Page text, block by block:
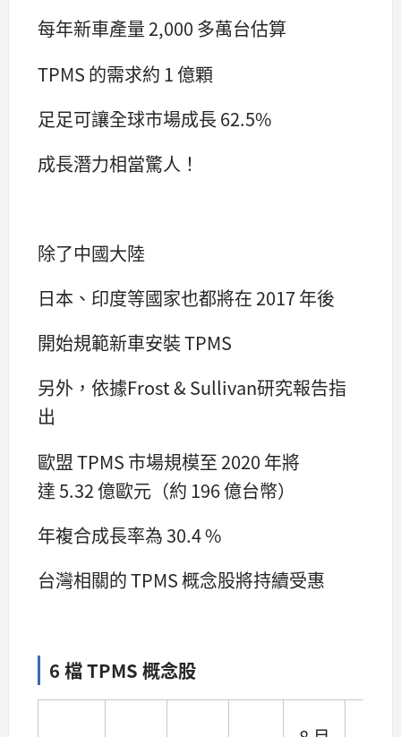
每年新車產量 2,000 多萬台估算
TPMS 的需求約 1 億顆
足足可讓全球市場成長 62.5%
成長潛力相當驚人！
除了中國大陸
日本、印度等國家也都將在 2017 年後
開始規範新車安裝 TPMS
另外，依據Frost & Sullivan研究報告指
出
歐盟 TPMS 市場規模至 2020 年將
達 5.32 億歐元（約 196 億台幣）
年複合成長率為 30.4 %
台灣相關的 TPMS 概念股將持續受惠
6 檔 TPMS 概念股